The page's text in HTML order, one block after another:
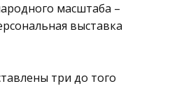
масштаба –
выставка
три до того